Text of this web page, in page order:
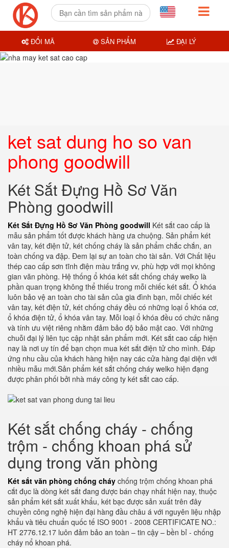
ket sat dung ho so van
phong goodwill
Két Sắt Đựng Hồ Sơ Văn
Phòng goodwill
Két Sắt Đựng Hồ Sơ Văn Phòng goodwill Két sắt cao cấp là
mẫu sản phẩm tốt được khách hàng ưa chuộng. Sản phẩm két
vân tay, két điện tử, két chống cháy là sản phẩm chắc chắn, an
toàn chống va đập. Đem lại sự an toàn cho tài sản. Với Chất liệu
thép cao cấp sơn tĩnh điện màu trắng vv, phù hợp với mọi không
gian văn phòng. Hệ thống ổ khóa két sắt chống cháy welko là
phần quan trọng không thể thiếu trong mỗi chiếc két sắt. Ổ khóa
luôn bảo vệ an toàn cho tài sản của gia đình bạn, mỗi chiếc két
vân tay, két điện tử, két chống cháy đều có những loại ổ khóa cơ,
ổ khóa điện tử, ổ khóa vân tay. Mỗi loại ổ khóa đều có chức năng
và tính ưu việt riêng nhằm đảm bảo độ bảo mật cao. Với những
chuỗi đại lý liên tục cập nhật sản phẩm mới. Két sắt cao cấp hiện
nay là nơi uy tín để bạn chọn mua két sắt điện tử cho mình. Đáp
ứng nhu cầu của khách hàng hiện nay các cửa hàng đại diện với
nhiều mẫu mới.Sản phẩm két sắt chống cháy welko hiện đạng
được phân phối bởi nhà máy công ty két sắt cao cấp.
Két sắt chống cháy - chống
trộm - chống khoan phá sử
dụng trong văn phòng
Két sắt văn phòng chống cháy chống trộm chống khoan phá
cắt đục là dòng két sắt đang được bán chạy nhất hiện nay, thuộc
sản phẩm két sắt xuất khẩu, két bạc được sản xuất trên đây
chuyền công nghệ hiện đại hàng đầu châu á với nguyên liệu nhập
khẩu và tiêu chuẩn quốc tế ISO 9001 - 2008 CERTIFICATE NO.:
HT 2776.12.17 luôn đảm bảo an toàn – tin cậy – bền bỉ - chống
cháy nổ khoan phá.
ĐỔI MÃ SẢN PHẨM ĐẠI LÝ